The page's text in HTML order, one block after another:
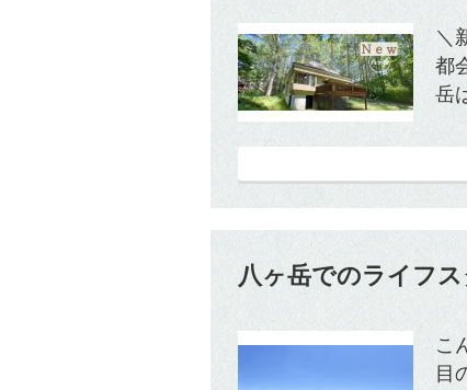
＼
都
岳
八ヶ岳でのライフ
こ
目